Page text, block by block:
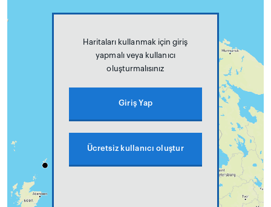
Haritaları kullanmak için giriş
yapmalı veya kullanıcı
oluşturmalısınız
Giriş Yap
Ücretsiz kullanıcı oluştur